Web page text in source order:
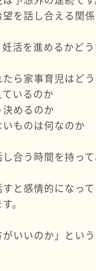
を話し合える関
活を進めるかどう
たら家事育児はど
ているのか
決めるのか
いものは何なのか
合う時間を持っ
と感情的になっ
。
いいのか」とい